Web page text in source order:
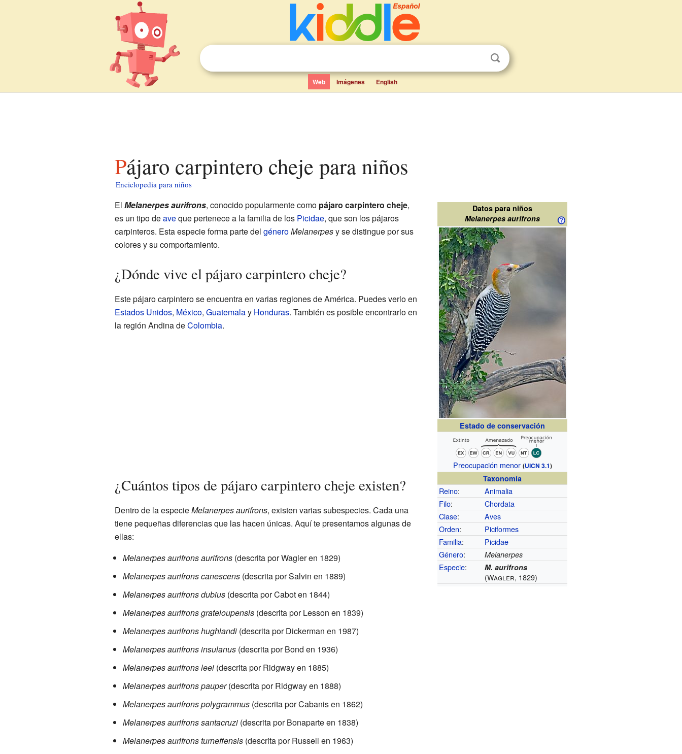
Web Imágenes English
Pájaro carpintero cheje para niños
Enciclopedia para niños
Datos para niños
Melanerpes aurifrons
Estado de conservación
Preocupación menor (UICN 3.1)
Taxonomía
Reino:
Animalia
Filo:
Chordata
Clase:
Aves
Orden:
Piciformes
Familia:
Picidae
Género: Melanerpes
Especie: M. aurifrons
(Wagler, 1829)
El Melanerpes aurifrons, conocido popularmente como pájaro carpintero cheje,
es un tipo deaveque pertenece a la familia de los Picidae, que son los pájaros
carpinteros. Esta especie forma parte del géneroMelanerpesy se distingue por sus
colores y su comportamiento.
¿Dónde vive el pájaro carpintero cheje?
Este pájaro carpintero se encuentra en varias regiones de América. Puedes verlo en
Estados Unidos, México, Guatemalay Honduras. También es posible encontrarlo en
la región Andina deColombia.
¿Cuántos tipos de pájaro carpintero cheje existen?
Dentro de la especieMelanerpes aurifrons, existen varias subespecies. Cada una
tiene pequeñas diferencias que las hacen únicas. Aquí te presentamos algunas de
ellas:
Melanerpes aurifrons aurifrons(descrita por Wagler en 1829)
Melanerpes aurifrons canescens(descrita por Salvin en 1889)
Melanerpes aurifrons dubius(descrita por Cabot en 1844)
Melanerpes aurifrons grateloupensis(descrita por Lesson en 1839)
Melanerpes aurifrons hughlandi(descrita por Dickerman en 1987)
Melanerpes aurifrons insulanus(descrita por Bond en 1936)
Melanerpes aurifrons leei(descrita por Ridgway en 1885)
Melanerpes aurifrons pauper(descrita por Ridgway en 1888)
Melanerpes aurifrons polygrammus(descrita por Cabanis en 1862)
Melanerpes aurifrons santacruzi(descrita por Bonaparte en 1838)
Melanerpes aurifrons turneffensis(descrita por Russell en 1963)